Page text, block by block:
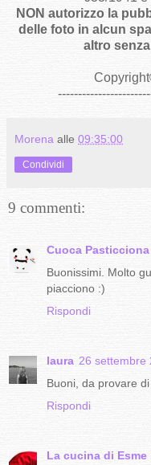
NON autorizzo la
delle foto in alcun
altro
Copyright
Morena alle 09:35:00
Condividi
9 commenti:
Cuoca Pasticciona
Buonissimi. Molto
piacciono :)
Rispondi
laura 26 settembre
Buoni, da provare
Rispondi
La cucina di Esme